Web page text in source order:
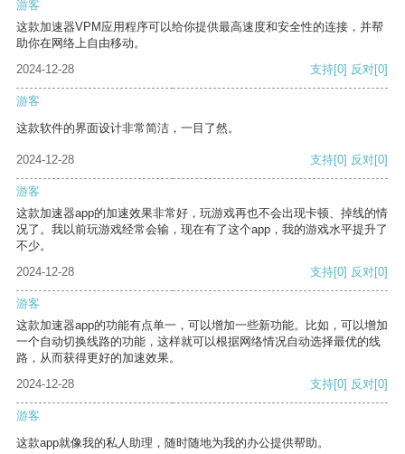
游客
这款加速器VPM应用程序可以给你提供最高速度和安全性的连接，并帮
助你在网络上自由移动。
2024-12-28
支持[0] 反对[0]
游客
这款软件的界面设计非常简洁，一目了然。
2024-12-28 支持[0] 反对[0]
游客
这款加速器app的加速效果非常好，玩游戏再也不会出现卡顿、掉线的情
况了。我以前玩游戏经常会输，现在有了这个app，我的游戏水平提升了
不少。
2024-12-28
支持[0] 反对[0]
游客
这款加速器app的功能有点单一，可以增加一些新功能。比如，可以增加
一个自动切换线路的功能，这样就可以根据网络情况自动选择最优的线
路，从而获得更好的加速效果。
2024-12-28
支持[0] 反对[0]
游客
这款app就像我的私人助理，随时随地为我的办公提供帮助。